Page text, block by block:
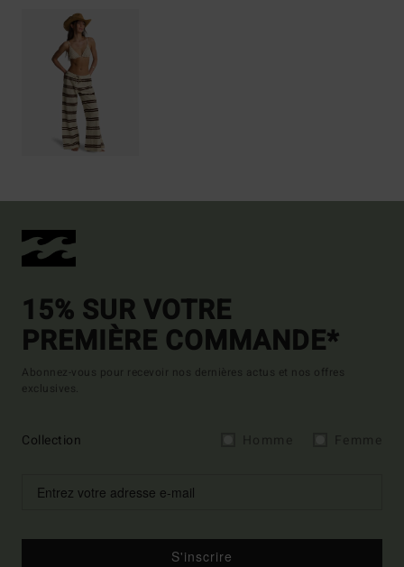
15% SUR VOTRE
PREMIÈRE COMMANDE*
Abonnez-vous pour recevoir nos dernières actus et nos offres
exclusives.
Collection
S'inscrire